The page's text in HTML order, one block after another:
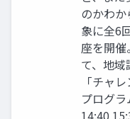
のかわ
象に全6
座を開
て、地
「チャ
プログ
14:40